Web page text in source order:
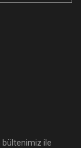
bültenimiz ile